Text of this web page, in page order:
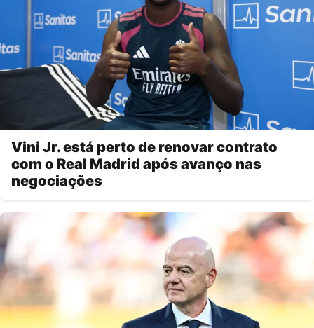
Vini Jr. está perto de renovar contrato
com o Real Madrid após avanço nas
negociações